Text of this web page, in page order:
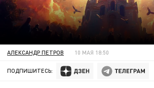
АЛЕКСАНДР ПЕТРОВ 10 МАЯ 18:50
ПОДПИШИТЕСЬ: